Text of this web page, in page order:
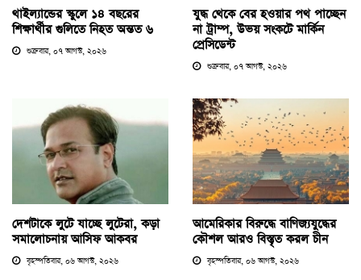
থাইল্যান্ডের স্কুলে ১৪ বছরের
শিক্ষার্থীর গুলিতে নিহত অন্তত ৬
শুক্রবার, ০৭ আগস্ট, ২০২৬
যুদ্ধ থেকে বের হওয়ার পথ পাচ্ছেন
না ট্রাম্প, উভয় সংকটে মার্কিন
প্রেসিডেন্ট
শুক্রবার, ০৭ আগস্ট, ২০২৬
দেশটাকে লুটে যাচ্ছে লুটেরা, কড়া
সমালোচনায় আসিফ আকবর
বৃহস্পতিবার, ০৬ আগস্ট, ২০২৬
আমেরিকার বিরুদ্ধে বাণিজ্যযুদ্ধের
কৌশল আরও বিস্তৃত করল চীন
বৃহস্পতিবার, ০৬ আগস্ট, ২০২৬